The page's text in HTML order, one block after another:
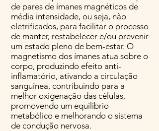
de pares de ímanes magnéticos de
média intensidade, ou seja, não
eletrificados, para facilitar o processo
de manter, restabelecer e/ou prevenir
um estado pleno de bem-estar. O
magnetismo dos ímanes atua sobre o
corpo, produzindo efeito anti-
inflamatório, ativando a circulação
sanguínea, contribuindo para a
melhor oxigenação das células,
promovendo um equilíbrio
metabólico e melhorando o sistema
de condução nervosa.